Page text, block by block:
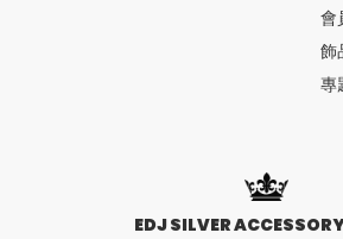
會
飾
專
EDJ SILVER